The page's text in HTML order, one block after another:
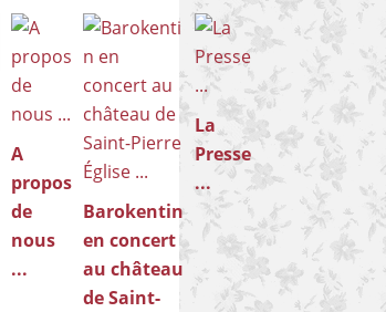
A
propos
de
nous
...
Barokentin
en concert
au château
de Saint-
La
Presse
...